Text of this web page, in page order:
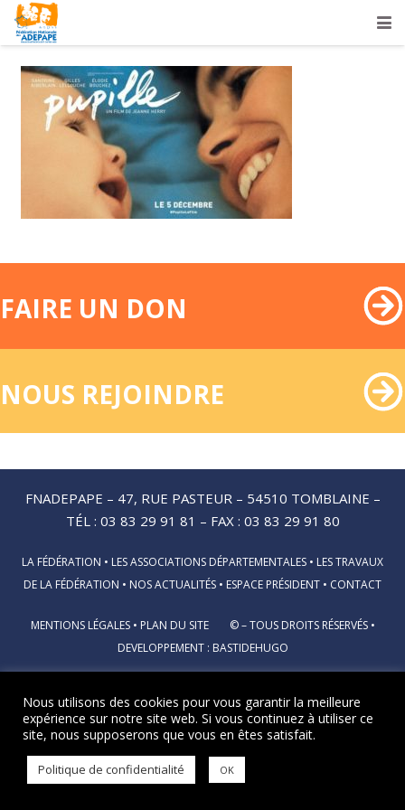
FAIRE UN DON
NOUS REJOINDRE
FNADEPAPE – 47, RUE PASTEUR – 54510 TOMBLAINE –
TÉL : 03 83 29 91 81 – FAX : 03 83 29 91 80
LA FÉDÉRATION • LES ASSOCIATIONS DÉPARTEMENTALES • LES TRAVAUX
DE LA FÉDÉRATION • NOS ACTUALITÉS • ESPACE PRÉSIDENT • CONTACT
MENTIONS LÉGALES• PLAN DU SITE
© – TOUS DROITS RÉSERVÉS •
DEVELOPPEMENT : BASTIDEHUGO
Nous utilisons des cookies pour vous garantir la meilleure
expérience sur notre site web. Si vous continuez à utiliser ce
site, nous supposerons que vous en êtes satisfait.
Politique de confidentialité OK